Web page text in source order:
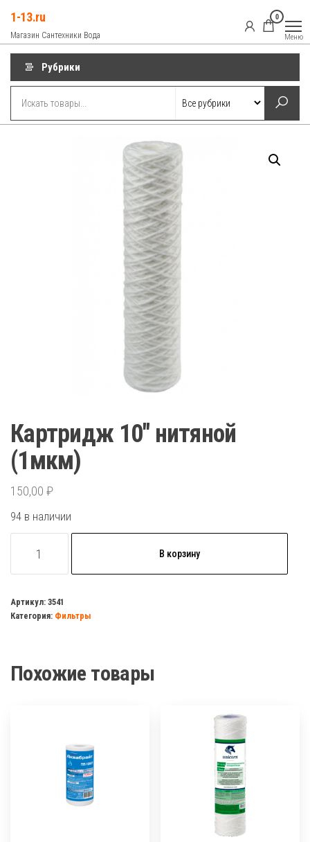
содержимому
1-13.ru
Магазин Сантехники Вода
0
Меню
Рубрики
Картридж 10″ нитяной
(1мкм)
150,00 ₽
94 в наличии
товара
10"
нитяной
В корзину
Артикул: 3541
Категория: Фильтры
Похожие товары